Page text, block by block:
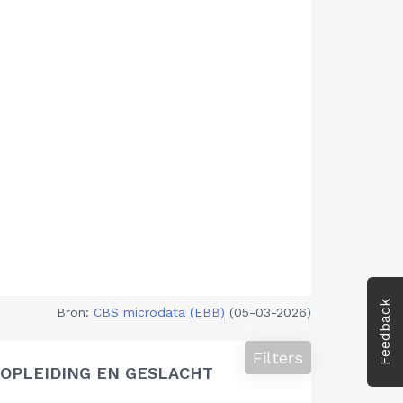
Feedback
Bron: CBS microdata (EBB) (05-03-2026)
EN GESLACHT
Filters